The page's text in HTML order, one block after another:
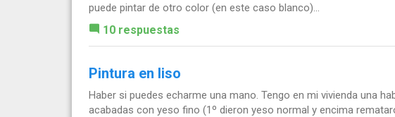
puede pintar de otro color (en este caso blanco)...
10 respuestas
Pintura en liso
Haber si puedes echarme una mano. Tengo en mi vivienda una
acabadas con yeso fino (1º dieron yeso normal y encima